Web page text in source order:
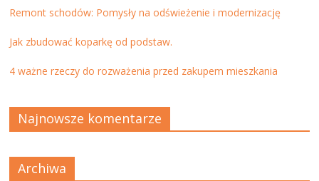
Remont schodów: Pomysły na odświeżenie i modernizację
Jak zbudować koparkę od podstaw.
4 ważne rzeczy do rozważenia przed zakupem mieszkania
Najnowsze komentarze
Archiwa